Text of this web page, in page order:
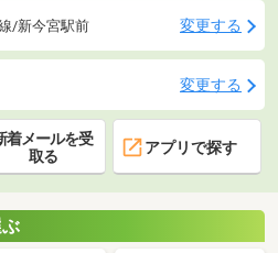
/新今宮駅前 変更する
変更する
着メールを受
取る
アプリで探す